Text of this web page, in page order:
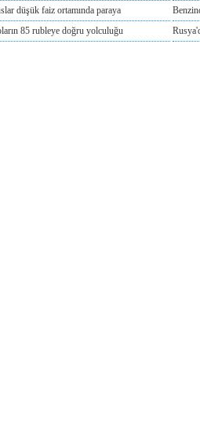
düşük faiz ortamında paraya
85 rubleye doğru yolculuğu